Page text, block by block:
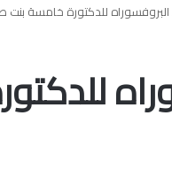
البروفسوراه للدكتورة خامسة بنت